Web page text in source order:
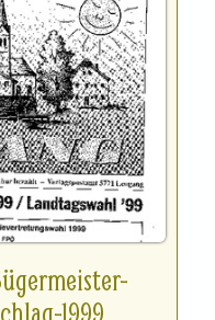
1999...